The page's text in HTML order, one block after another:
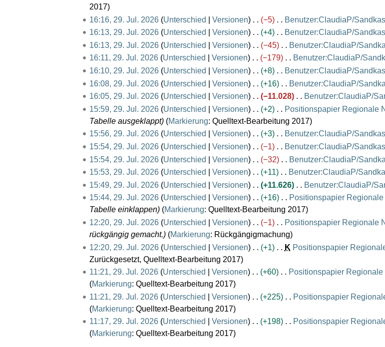
2017
16:16, 29. Jul. 2026 Unterschied Versionen −5 Benutzer:ClaudiaP/
16:13, 29. Jul. 2026 Unterschied Versionen +4 Benutzer:ClaudiaP/
16:13, 29. Jul. 2026 Unterschied Versionen −45
Benutzer:ClaudiaP/
K
e
i
n
e
B
e
b
e
i
t
u
n
g
s
z
u
s
a
m
m
e
16:11, 29. Jul. 2026 Unterschied Versionen −179 Benutzer:ClaudiaP/
16:10, 29. Jul. 2026 Unterschied Versionen +8
Benutzer:ClaudiaP/
K
e
i
n
e
B
b
e
t
u
n
g
s
z
u
s
a
m
16:08, 29. Jul. 2026 Unterschied Versionen +16 Benutzer:ClaudiaP/
16:05, 29. Jul. 2026 Unterschied Versionen −11.028 Benutzer:ClaudiaP/
15:59, 29. Jul. 2026 Unterschied Versionen +2 Positionspapier Regionale
Tabelle ausgeklappt
Markierung: Quelltext-Bearbeitung 2017
15:56, 29. Jul. 2026 Unterschied Versionen +3 Benutzer:ClaudiaP/
15:54, 29. Jul. 2026 Unterschied Versionen −1 Benutzer:ClaudiaP/
15:54, 29. Jul. 2026 Unterschied Versionen −32 Benutzer:ClaudiaP/
15:53, 29. Jul. 2026 Unterschied Versionen +11 Benutzer:ClaudiaP/
15:49, 29. Jul. 2026 Unterschied Versionen +11.626
Benutzer:ClaudiaP/
K
e
i
n
e
B
e
a
r
b
e
15:44, 29. Jul. 2026 Unterschied Versionen +16 Positionspapier
Tabelle einklappen
Markierung: Quelltext-Bearbeitung 2017
12:20, 29. Jul. 2026 Unterschied Versionen −1 Positionspapier Regionale
rückgängig gemacht.
Markierung: Rückgängigmachung
12:20, 29. Jul. 2026 Unterschied Versionen +1 K Positionspapier
Zurückgesetzt Quelltext-Bearbeitung 2017
11:21, 29. Jul. 2026 Unterschied Versionen +60 Positionspapier Regionale
Markierung: Quelltext-Bearbeitung 2017
11:21, 29. Jul. 2026 Unterschied Versionen +225 Positionspapier
Markierung: Quelltext-Bearbeitung 2017
11:17, 29. Jul. 2026 Unterschied Versionen +198 Positionspapier
Markierung: Quelltext-Bearbeitung 2017